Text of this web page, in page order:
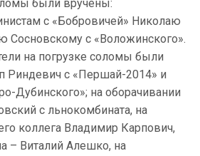
были вручены:
с «Бобровичей» Николаю
с «Воложинского».
на погрузке соломы были
Риндевич с «Першай-2014» и
Дубинского»; на оборачивании
с льнокомбината, на
коллега Владимир Карпович,
– Виталий Алешко, на